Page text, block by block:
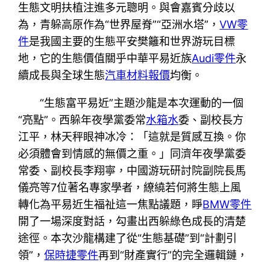
生態文明扶植注進多元聰明。與會嘉賓分歧以
為，青躲高原作為“世界屋脊”“亞洲水塔”，VW零
件是我國主要的生態平安樊籬和世界游玩目標
地，它的生態價值關乎中華平易近族Audi零件永
續成長與全球生態汽車材料報價均衡。
“生態富平易近”主題沙龍是本次運動的一個
“亮點”。西躲年夜學黨委常水箱水委、副校長方
江平，林天秤眼神冰冷：「這就是質感互換。你
必須體會到情感的無價之重。」同濟年夜學黨委
常委、副校長李翔寧，中國游玩研討院副院長馬
儀亮等7位著名專家學者，繚繞若何將生態上風
轉化為平易近生福祉這一焦點議題，睜BMW零件
開了一場深度對話，勾畫出西躲綠色成長的清楚
途徑。本次沙龍構建了從“生態基礎”到“計劃引
領”，保時捷零件再到“財產實行”的完全邏輯鏈，